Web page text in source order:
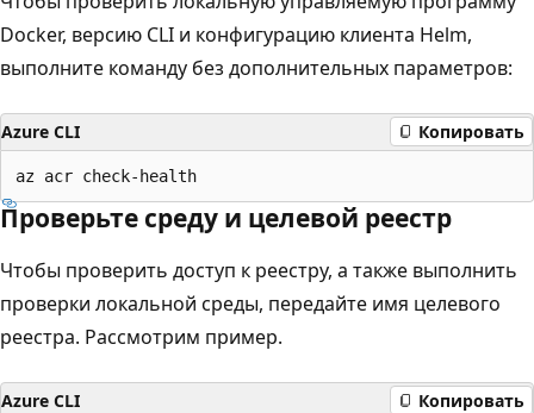
Docker, версию CLI и конфигурацию клиента Helm,
выполните команду без дополнительных параметров:
Azure CLI Копировать
Проверьте среду и целевой реестр
Чтобы проверить доступ к реестру, а также выполнить
проверки локальной среды, передайте имя целевого
реестра. Рассмотрим пример.
Azure CLI Копировать